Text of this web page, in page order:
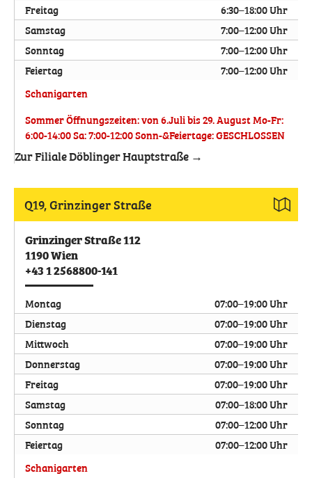
Freitag
6:30–18:00 Uhr
Samstag
7:00–12:00 Uhr
Sonntag
7:00–12:00 Uhr
Feiertag
7:00–12:00 Uhr
Schanigarten
Sommer Öffnungszeiten: von 6.Juli bis 29. August Mo-Fr:
6:00-14:00 Sa: 7:00-12:00 Sonn-&Feiertage: GESCHLOSSEN
Zur Filiale Döblinger Hauptstraße →
Q19, Grinzinger Straße
Grinzinger Straße 112
1190Wien
+43 1 2568800-141
Montag
07:00–19:00 Uhr
Dienstag
07:00–19:00 Uhr
Mittwoch
07:00–19:00 Uhr
Donnerstag
07:00–19:00 Uhr
Freitag
07:00–19:00 Uhr
Samstag
07:00–18:00 Uhr
Sonntag
07:00–12:00 Uhr
Feiertag
07:00–12:00 Uhr
Schanigarten